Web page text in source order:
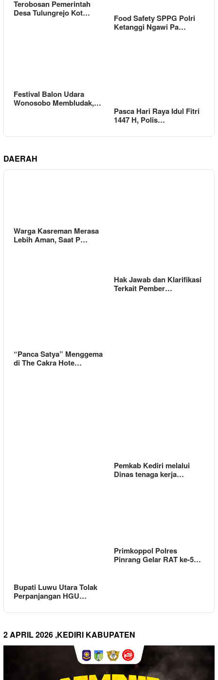
Terobosan Pemerintah
Desa Tulungrejo Kot…
Food Safety SPPG Polri
Ketanggi Ngawi Pa…
Festival Balon Udara
Wonosobo Membludak,…
Pasca Hari Raya Idul Fitri
1447 H, Polis…
DAERAH
Warga Kasreman Merasa
Lebih Aman, Saat P…
Hak Jawab dan Klarifikasi
Terkait Pember…
“Panca Satya” Menggema
di The Cakra Hote…
Pemkab Kediri melalui
Dinas tenaga kerja…
Bupati Luwu Utara Tolak
Perpanjangan HGU…
Primkoppol Polres
Pinrang Gelar RAT ke-5…
2 APRIL 2026 ,KEDIRI KABUPATEN